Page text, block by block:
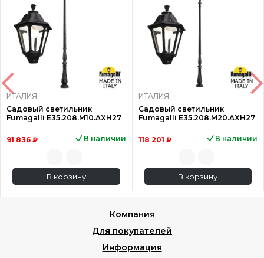
ИТАЛИЯ
Садовый светильник
Fumagalli E35.208.M10.AXH27
91 836 ₽ В наличии
В корзину
ИТАЛИЯ
Садовый светильник
Fumagalli E35.208.M20.AXH27
118 201 ₽ В наличии
В корзину
Компания
Для покупателей
Информация